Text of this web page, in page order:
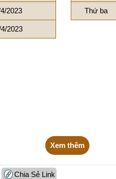
2023
2023
Thứ ba
Xem thêm
Chia Sẻ Link